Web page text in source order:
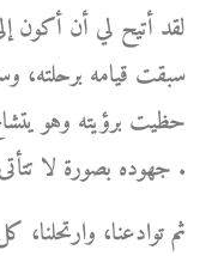
لقد أتيح لي أن أكون
سبقت قيامه برحلته،
حظيت برؤيته وهو
جهوده بصورة لا تتأتى إلا للجبابرة .
ثم توادعنا،